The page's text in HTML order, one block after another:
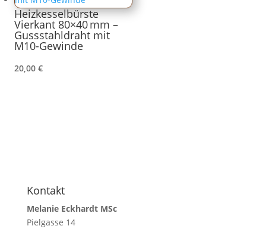
Heizkesselbürste
Vierkant 80×40 mm –
Gussstahldraht mit
M10-Gewinde
20,00 €
Kontakt
Melanie Eckhardt MSc
Pielgasse 14